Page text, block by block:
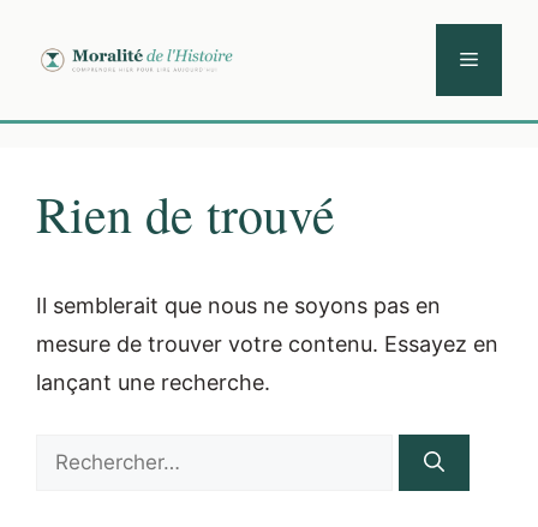
contenu
Menu
Rien de trouvé
Il semblerait que nous ne soyons pas en
mesure de trouver votre contenu. Essayez en
lançant une recherche.
Rechercher :